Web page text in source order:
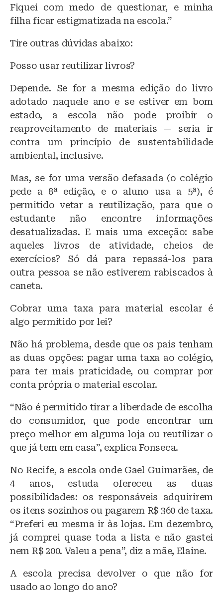
Fiquei com medo de questionar, e minha
filha ficar estigmatizada na escola.”
Tire outras dúvidas abaixo:
Posso usar reutilizar livros?
Depende. Se for a mesma edição do livro
adotado naquele ano e se estiver em bom
estado, a escola não pode proibir o
reaproveitamento de materiais — seria ir
contra um princípio de sustentabilidade
ambiental, inclusive.
Mas, se for uma versão defasada (o colégio
pede a 8ª edição, e o aluno usa a 5ª), é
permitido vetar a reutilização, para que o
estudante não encontre informações
desatualizadas. E mais uma exceção: sabe
aqueles livros de atividade, cheios de
exercícios? Só dá para repassá-los para
outra pessoa se não estiverem rabiscados à
caneta.
Cobrar uma taxa para material escolar é
algo permitido por lei?
Não há problema, desde que os pais tenham
as duas opções: pagar uma taxa ao colégio,
para ter mais praticidade, ou comprar por
conta própria o material escolar.
“Não é permitido tirar a liberdade de escolha
do consumidor, que pode encontrar um
preço melhor em alguma loja ou reutilizar o
que já tem em casa”, explica Fonseca.
No Recife, a escola onde Gael Guimarães, de
4 anos, estuda ofereceu as duas
possibilidades: os responsáveis adquirirem
os itens sozinhos ou pagarem R$ 360 de taxa.
“Preferi eu mesma ir às lojas. Em dezembro,
já comprei quase toda a lista e não gastei
nem R$ 200. Valeu a pena”, diz a mãe, Elaine.
A escola precisa devolver o que não for
usado ao longo do ano?